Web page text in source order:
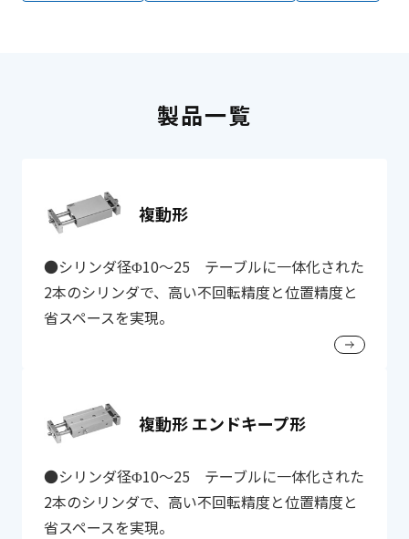
製品一覧
複動形
●シリンダ径Φ10～25 テーブルに一体化された
2本のシリンダで、高い不回転精度と位置精度と
省スペースを実現。
複動形 エンドキープ形
●シリンダ径Φ10～25 テーブルに一体化された
2本のシリンダで、高い不回転精度と位置精度と
省スペースを実現。